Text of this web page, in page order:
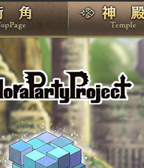
TOP